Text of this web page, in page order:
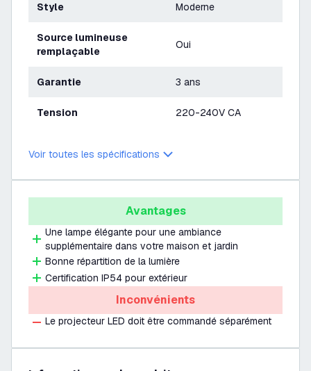
Style Moderne
Source lumineuse
remplaçable
Oui
Garantie 3 ans
Tension 220-240V CA
Voir toutes les spécifications
Avantages
Une lampe élégante pour une ambiance
supplémentaire dans votre maison et jardin
Bonne répartition de la lumière
Certification IP54 pour extérieur
Inconvénients
Le projecteur LED doit être commandé séparément